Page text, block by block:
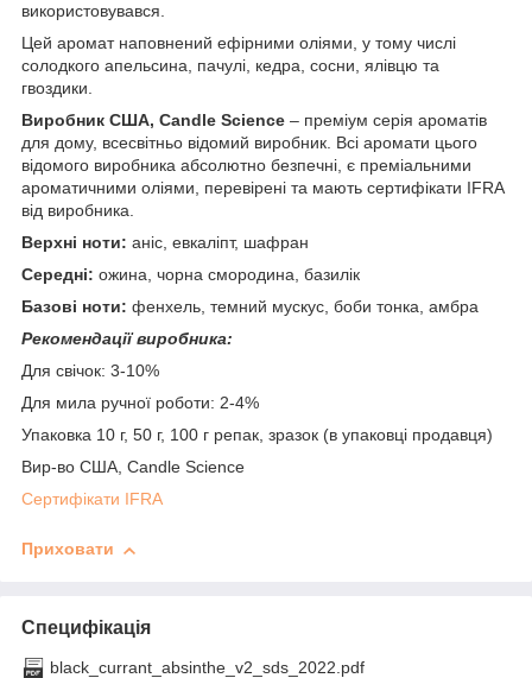
використовувався.
Цей аромат наповнений ефірними оліями, у тому числі
солодкого апельсина, пачулі, кедра, сосни, ялівцю та
гвоздики.
Виробник США, Candle Science – преміум серія ароматів
для дому, всесвітньо відомий виробник. Всі аромати цього
відомого виробника абсолютно безпечні, є преміальними
ароматичними оліями, перевірені та мають сертифікати IFRA
від виробника.
Верхні ноти: аніс, евкаліпт, шафран
Середні: ожина, чорна смородина, базилік
Базові ноти: фенхель, темний мускус, боби тонка, амбра
Рекомендації виробника:
Для свічок: 3-10%
Для мила ручної роботи: 2-4%
Упаковка 10 г, 50 г, 100 г репак, зразок (в упаковці продавця)
Вир-во США, Candle Science
Сертифікати IFRA
Приховати
Специфікація
black_currant_absinthe_v2_sds_2022.pdf